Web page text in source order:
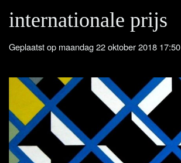
internationale prijs
Geplaatst op maandag 22 oktober 2018 17:50